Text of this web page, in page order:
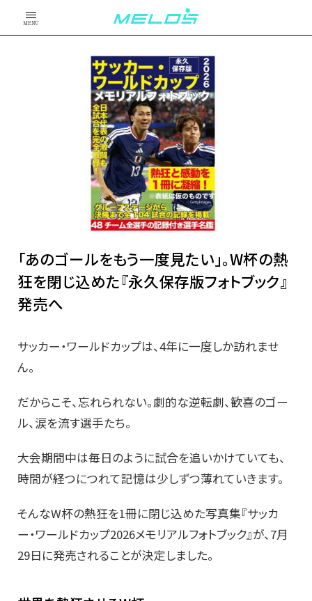
MENU
「あのゴールをもう一度見たい」。W杯の熱
狂を閉じ込めた『永久保存版フォトブック』
発売へ
サッカー・ワールドカップは、4年に一度しか訪れませ
ん。
だからこそ、忘れられない。劇的な逆転劇、歓喜のゴー
ル、涙を流す選手たち。
大会期間中は毎日のように試合を追いかけていても、
時間が経つにつれて記憶は少しずつ薄れていきます。
そんなW杯の熱狂を1冊に閉じ込めた写真集『サッカ
ー・ワールドカップ2026メモリアルフォトブック』が、7月
29日に発売されることが決定しました。